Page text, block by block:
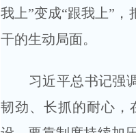
我上”变成“跟我上”
干的生动局面。
习近平总书记强调
韧劲、长抓的耐心，